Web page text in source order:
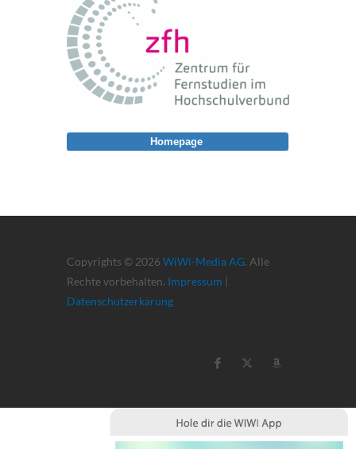
Copyrights © 2026 WiWi-Media AG. Alle
Rechte vorbehalten. Impressum |
Datenschutzerkärung
Homepage